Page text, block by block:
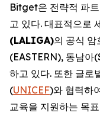
Bitget은 전략적 파
고 있다. 대표적으로
(LALIGA)의 공식 암
(EASTERN), 동남아
하고 있다. 또한 글로
(UNICEF)와 협력하
교육을 지원하는 목